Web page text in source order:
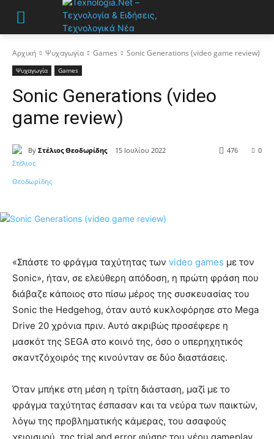
Αρχική Ψυχαγωγία Games Sonic Generations (video game review)
Ψυχαγωγία Games
Sonic Generations (video
game review)
By Στέλιος Θεοδωρίδης 15 Ιουλίου 2022 0
476
«Σπάστε το φράγμα ταχύτητας των video games με τον
Sonic», ήταν, σε ελεύθερη απόδοση, η πρώτη φράση που
διάβαζε κάποιος στο πίσω μέρος της συσκευασίας του
Sonic the Hedgehog, όταν αυτό κυκλοφόρησε στο Mega
Drive 20 χρόνια πριν. Αυτό ακριβώς προσέφερε η
μασκότ της SEGA στο κοινό της, όσο ο υπερηχητικός
σκαντζόχοιρός της κινούνταν σε δύο διαστάσεις.
Όταν μπήκε στη μέση η τρίτη διάσταση, μαζί με το
φράγμα ταχύτητας έσπασαν και τα νεύρα των παικτών,
λόγω της προβληματικής κάμερας, του ασαφούς